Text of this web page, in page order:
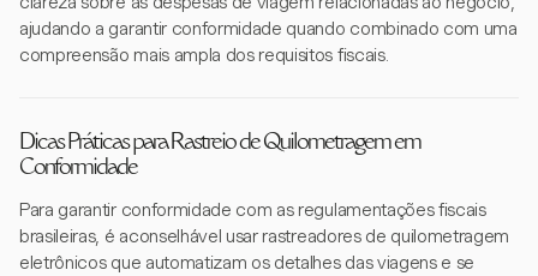
ajudando a garantir conformidade quando combinado com uma
compreensão mais ampla dos requisitos fiscais.
Dicas Práticas para Rastreio de Quilometragem em
Conformidade
Para garantir conformidade com as regulamentações fiscais
brasileiras, é aconselhável usar rastreadores de quilometragem
eletrônicos que automatizam os detalhes das viagens e se